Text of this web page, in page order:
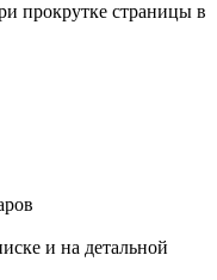
прокрутке страницы в
и на детальной